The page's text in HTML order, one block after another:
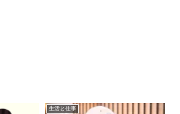
生活と仕事